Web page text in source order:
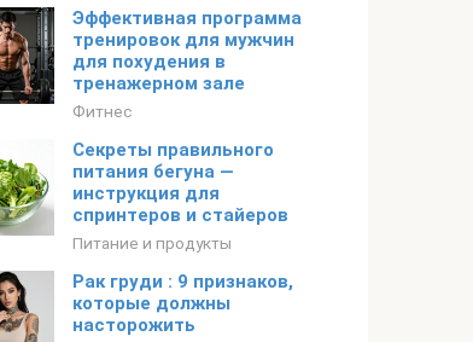
Эффективная программа
тренировок для мужчин
для похудения в
тренажерном зале
Фитнес
Секреты правильного
питания бегуна —
инструкция для
спринтеров и стайеров
Питание и продукты
Рак груди : 9 признаков,
которые должны
насторожить